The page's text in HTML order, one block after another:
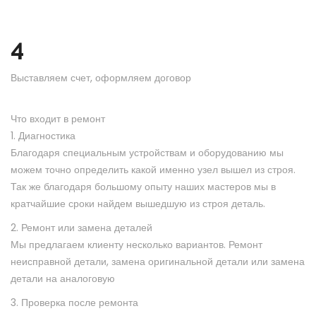
4
Выставляем счет, оформляем договор
Что входит в ремонт
1. Диагностика
Благодаря специальным устройствам и оборудованию мы
можем точно определить какой именно узел вышел из строя.
Так же благодаря большому опыту наших мастеров мы в
кратчайшие сроки найдем вышедшую из строя деталь.
2. Ремонт или замена деталей
Мы предлагаем клиенту несколько вариантов. Ремонт
неисправной детали, замена оригинальной детали или замена
детали на аналоговую
3. Проверка после ремонта